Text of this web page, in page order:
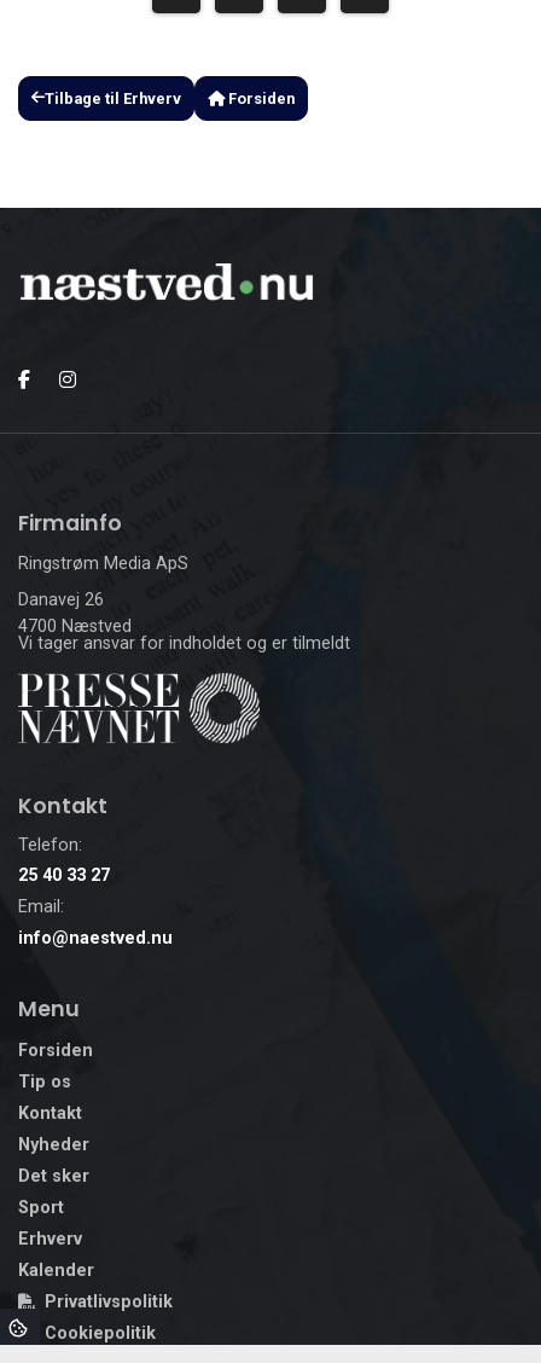
Tilbage til Erhverv Forsiden
Firmainfo
Ringstrøm Media ApS
Danavej 26
4700 Næstved
Vi tager ansvar for indholdet og er tilmeldt
Kontakt
Telefon:
25 40 33 27
Email:
info@naestved.nu
Menu
Forsiden
Tip os
Kontakt
Nyheder
Det sker
Sport
Erhverv
Kalender
Privatlivspolitik
Cookiepolitik